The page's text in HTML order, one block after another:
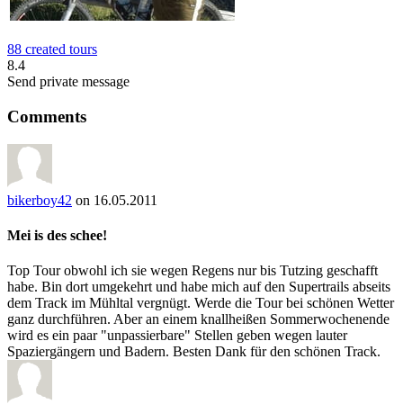
88 created tours
8.4
Send private message
Comments
bikerboy42 on 16.05.2011
Mei is des schee!
Top Tour obwohl ich sie wegen Regens nur bis Tutzing geschafft
habe. Bin dort umgekehrt und habe mich auf den Supertrails abseits
dem Track im Mühltal vergnügt. Werde die Tour bei schönen Wetter
ganz durchführen. Aber an einem knallheißen Sommerwochenende
wird es ein paar "unpassierbare" Stellen geben wegen lauter
Spaziergängern und Badern. Besten Dank für den schönen Track.